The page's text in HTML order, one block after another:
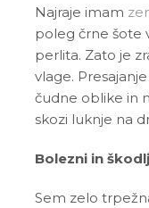
Najraje imam
poleg črne šote
perlita. Zato je
vlage.
čudne oblike in
skozi luknje na
Bolezni in
Sem zelo